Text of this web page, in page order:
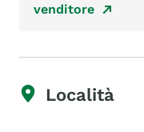
venditore
Località